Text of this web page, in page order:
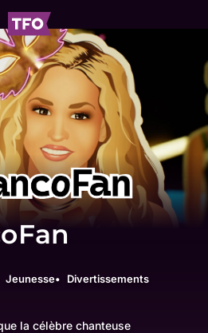
Jeunesse Divertissements
la célèbre chanteuse